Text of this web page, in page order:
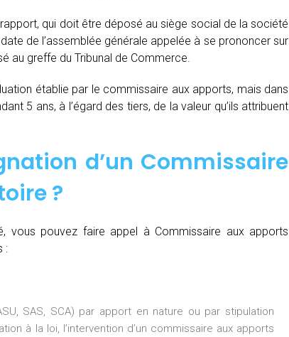
qui doit être déposé au siège social de la société
de l’assemblée générale appelée à se prononcer sur
au greffe du Tribunal de Commerce.
établie par le commissaire aux apports, mais dans
5 ans, à l’égard des tiers, de la valeur qu’ils attribuent
d’un Commissaire
?
vous pouvez faire appel à Commissaire aux apports
:
SAS, SCA) par apport en nature ou par stipulation
à la loi, l’intervention d’un commissaire aux apports